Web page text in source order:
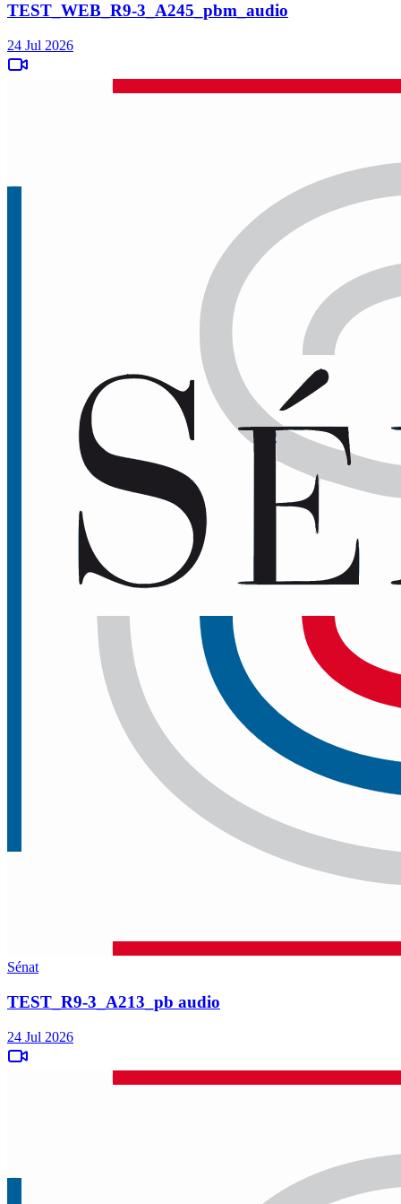
TEST_WEB_R9-3_A245_pbm_audio
24 Jul 2026
Sénat
TEST_R9-3_A213_pb audio
24 Jul 2026